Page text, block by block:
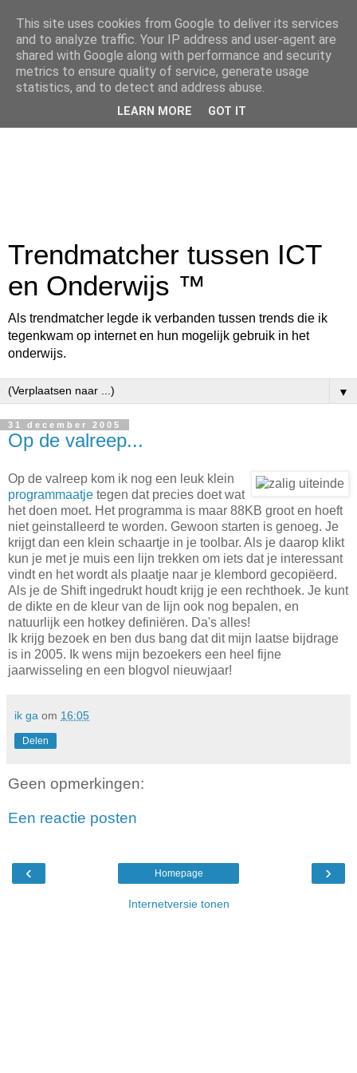
Trendmatcher tussen ICT
en Onderwijs ™
Als trendmatcher legde ik verbanden tussen trends die ik
tegenkwam op internet en hun mogelijk gebruik in het
onderwijs.
▼
31 december 2005
Op de valreep...
Op de valreep kom ik nog een leuk klein
programmaatje tegen dat precies doet wat
het doen moet. Het programma is maar 88KB groot en hoeft
niet geinstalleerd te worden. Gewoon starten is genoeg. Je
krijgt dan een klein schaartje in je toolbar. Als je daarop klikt
kun je met je muis een lijn trekken om iets dat je interessant
vindt en het wordt als plaatje naar je klembord gecopiëerd.
Als je de Shift ingedrukt houdt krijg je een rechthoek. Je kunt
de dikte en de kleur van de lijn ook nog bepalen, en
natuurlijk een hotkey definiëren. Da's alles!
Ik krijg bezoek en ben dus bang dat dit mijn laatse bijdrage
is in 2005. Ik wens mijn bezoekers een heel fijne
jaarwisseling en een blogvol nieuwjaar!
ik ga om 16:05
Delen
Geen opmerkingen:
Een reactie posten
‹ ›
Homepage
Internetversie tonen
This site uses cookies from Google to deliver its services
and to analyze traffic. Your IP address and user-agent are
shared with Google along with performance and security
metrics to ensure quality of service, generate usage
statistics, and to detect and address abuse.
LEARN MORE GOT IT